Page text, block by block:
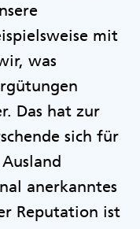
mit
was
Das hat zur
sich für
anerkanntes
Reputation ist